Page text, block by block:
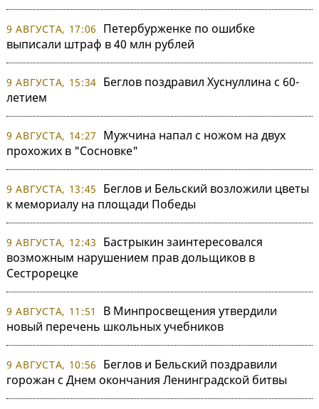
9 АВГУСТА, 17:06
Петербурженке по ошибке
выписали штраф в 40 млн рублей
9 АВГУСТА, 15:34 Беглов поздравил Хуснуллина с 60-
летием
9 АВГУСТА, 14:27
Мужчина напал с ножом на двух
прохожих в "Сосновке"
9 АВГУСТА, 13:45
Беглов и Бельский возложили цветы
к мемориалу на площади Победы
9 АВГУСТА, 12:43
Бастрыкин заинтересовался
возможным нарушением прав дольщиков в
Сестрорецке
9 АВГУСТА, 11:51
В Минпросвещения утвердили
новый перечень школьных учебников
9 АВГУСТА, 10:56
Беглов и Бельский поздравили
горожан с Днем окончания Ленинградской битвы